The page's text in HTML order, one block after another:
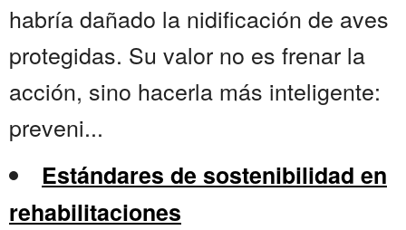
habría dañado la nidificación de aves
protegidas. Su valor no es frenar la
acción, sino hacerla más inteligente:
preveni...
Estándares de sostenibilidad en
rehabilitaciones